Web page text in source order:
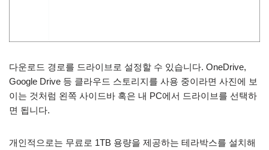
다운로드 경로를 드라이브로 설정할 수 있습니다. OneDrive,
Google Drive 등 클라우드 스토리지를 사용 중이라면 사진에 보
이는 것처럼 왼쪽 사이드바 혹은 내 PC에서 드라이브를 선택하
면 됩니다.
개인적으로는 무료로 1TB 용량을 제공하는 테라박스를 설치해